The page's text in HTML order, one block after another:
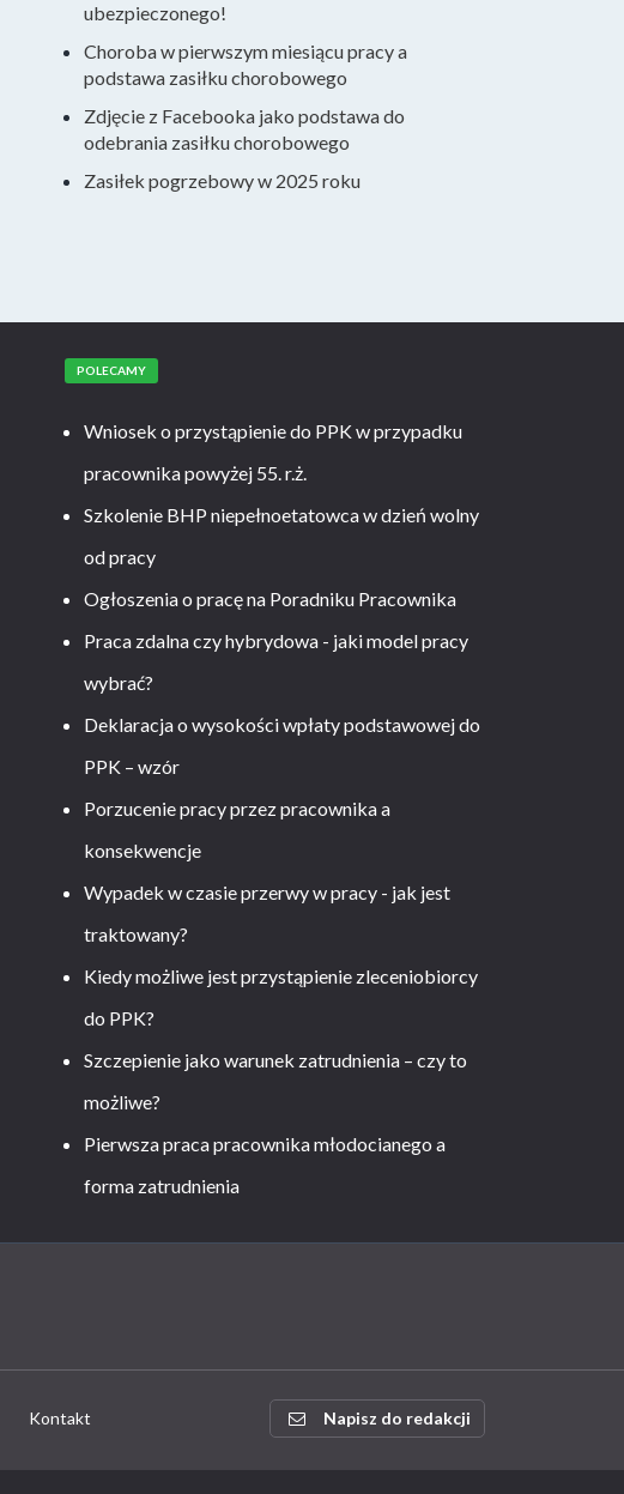
ubezpieczonego!
Choroba w pierwszym miesiącu pracy a
podstawa zasiłku chorobowego
Zdjęcie z Facebooka jako podstawa do
odebrania zasiłku chorobowego
Zasiłek pogrzebowy w 2025 roku
POLECAMY
Wniosek o przystąpienie do PPK w przypadku
pracownika powyżej 55. r.ż.
Szkolenie BHP niepełnoetatowca w dzień wolny
od pracy
Ogłoszenia o pracę na Poradniku Pracownika
Praca zdalna czy hybrydowa - jaki model pracy
wybrać?
Deklaracja o wysokości wpłaty podstawowej do
PPK – wzór
Porzucenie pracy przez pracownika a
konsekwencje
Wypadek w czasie przerwy w pracy - jak jest
traktowany?
Kiedy możliwe jest przystąpienie zleceniobiorcy
do PPK?
Szczepienie jako warunek zatrudnienia – czy to
możliwe?
Pierwsza praca pracownika młodocianego a
forma zatrudnienia
Kontakt Napisz do redakcji